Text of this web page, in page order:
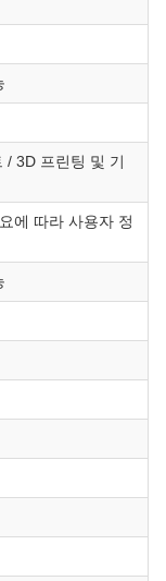
/ 3D 프린팅 및 기
에 따라 사용자 정